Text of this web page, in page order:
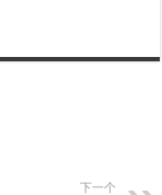
下一个